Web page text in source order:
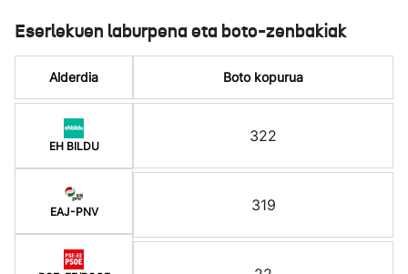
Eserlekuen laburpena eta boto-zenbakiak
Alderdia
EH BILDU
EAJ-PNV
Boto kopurua
322
319